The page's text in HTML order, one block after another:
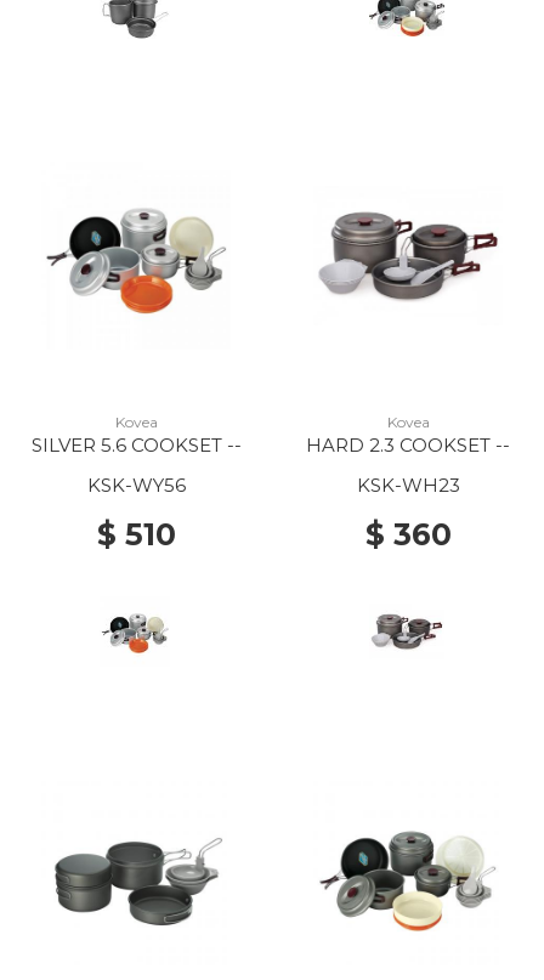
Kovea
SILVER 5.6 COOKSET --
KSK-WY56
$ 510
Kovea
HARD 2.3 COOKSET --
KSK-WH23
$ 360